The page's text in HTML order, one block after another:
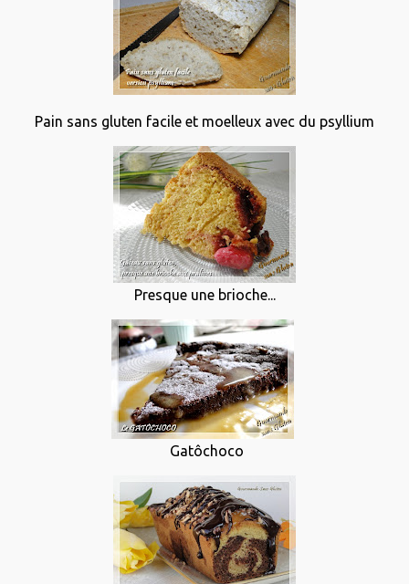
Pain sans gluten facile et moelleux avec du psyllium
Presque une brioche...
Gatôchoco